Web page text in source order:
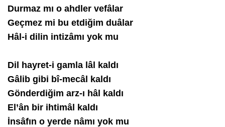
Durmaz mı o ahdler vefâlar
Geçmez mi bu etdiğim duâlar
Hâl-i dilin intizâmı yok mu
Dil hayret-i gamla lâl kaldı
Gâlib gibi bî-mecâl kaldı
Gönderdiğim arz-ı hâl kaldı
El’ân bir ihtimâl kaldı
İnsâfın o yerde nâmı yok mu